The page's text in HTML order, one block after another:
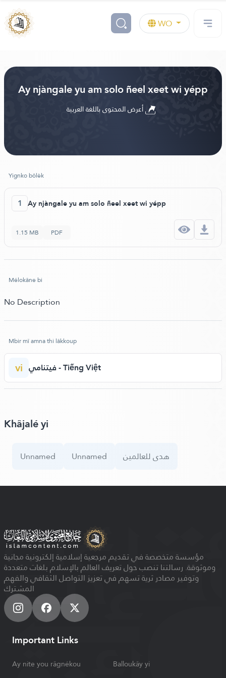
WO
Ay njàngale yu am solo ñeel xeet wi yépp
Yignko bôlèk
1 Ay njàngale yu am solo ñeel xeet wi yépp
1.15 MB PDF
Mélokâne bi
No Description
Mbir mî amna thi lâkkoup
vi فيتنامي - Tiếng Việt
Khâjalé yi
Unnamed Unnamed هدى للعالمين
مؤسسة متخصصة في تقديم مرجعية إسلامية إلكترونية مجانية
وموثوقة. رسالتنا تنصب حول تعريف العالم بالإسلام بلغات متعددة
وتوفير مصادر ثرية تسهم في تعزيز التواصل الثقافي والفهم
المشترك
Important Links
Ay nite you râgnékou
Balloukây yi